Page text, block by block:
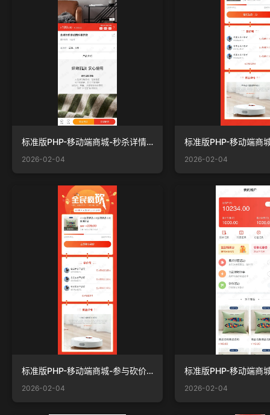
标准版PHP-移动端商城-秒杀详情.jpg
2026-02-04
标准版PHP-移动端商
2026-02-04
标准版PHP-移动端商城-参与砍价.jpg
2026-02-04 2026-02-04